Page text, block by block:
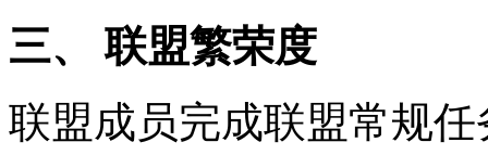
三、 联盟繁荣度
联盟成员完成联盟常规